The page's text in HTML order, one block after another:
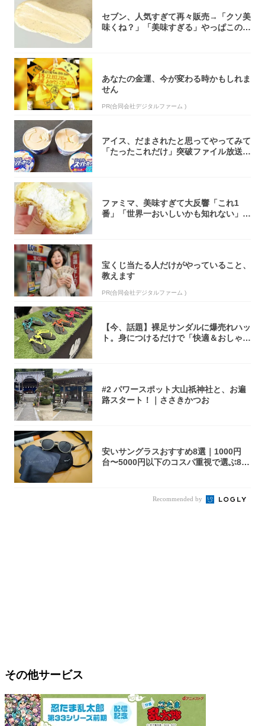
セブン、人気すぎて再々販売→「クソ美
味くね？」「美味すぎる」やっぱこのク
あなたの金運、今が変わる時かもしれま
せん
PR(合同会社デジタルファーム )
アイス、だまされたと思ってやってみて
「たったこれだけ」突破ファイル放送で
ファミマ、美味すぎて大反響「これ1
番」「世界一おいしいかも知れない」
宝くじ当たる人だけがやっていること、
教えます
PR(合同会社デジタルファーム )
【今、話題】裸足サンダルに爆売れハッ
ト。身につけるだけで「快適＆おしゃ
#2 パワースポット大山祇神社と、お遍
路スタート！｜ささきかつお
安いサングラスおすすめ8選｜1000円
台〜5000円以下のコスパ重視で選ぶ8本
Recommended by
その他サービス